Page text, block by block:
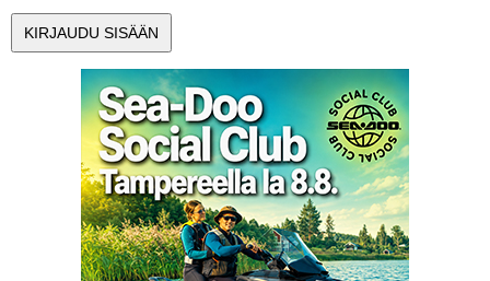
LUE DIGILEHDET
ASIAKASPALVELU JA
OHJEET
MEDIATIEDOT
YHTEYSTIEDOT